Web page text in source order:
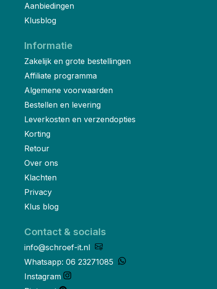
Aanbiedingen
Klusblog
Informatie
Zakelijk en grote bestellingen
Affiliate programma
Algemene voorwaarden
Bestellen en levering
Leverkosten en verzendopties
Korting
Retour
Over ons
Klachten
Privacy
Klus blog
Contact & socials
info@schroef-it.nl
Whatsapp: 06 23271085
Instagram